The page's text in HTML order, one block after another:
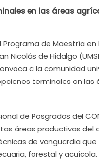
en las áreas
de Maestría
Nicolás de Hidalgo
a la comunidad
terminales en las
de Posgrados del
áreas productivas del
de vanguardia
forestal y acuícola.